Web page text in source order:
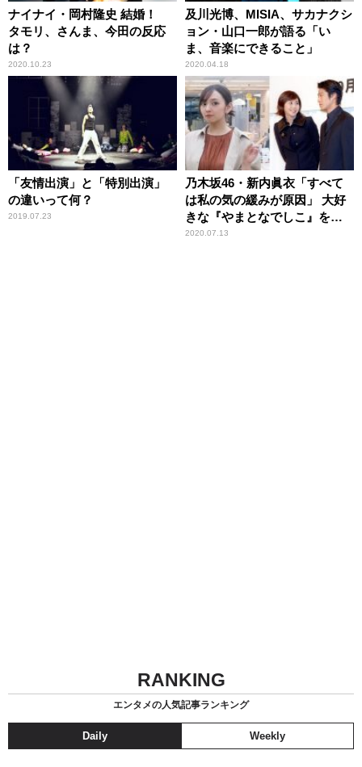
ナイナイ・岡村隆史 結婚！
タモリ、さんま、今田の反応
は？
2020.10.23
及川光博、MISIA、サカナクシ
ョン・山口一郎が語る「い
ま、音楽にできること」
2020.04.18
「友情出演」と「特別出演」
の違いって何？
2019.07.23
乃木坂46・新内眞衣「すべて
は私の気の緩みが原因」 大好
きな『やまとなでしこ』をま
さかの見逃し
2020.07.13
RANKING
エンタメの人気記事ランキング
Daily Weekly